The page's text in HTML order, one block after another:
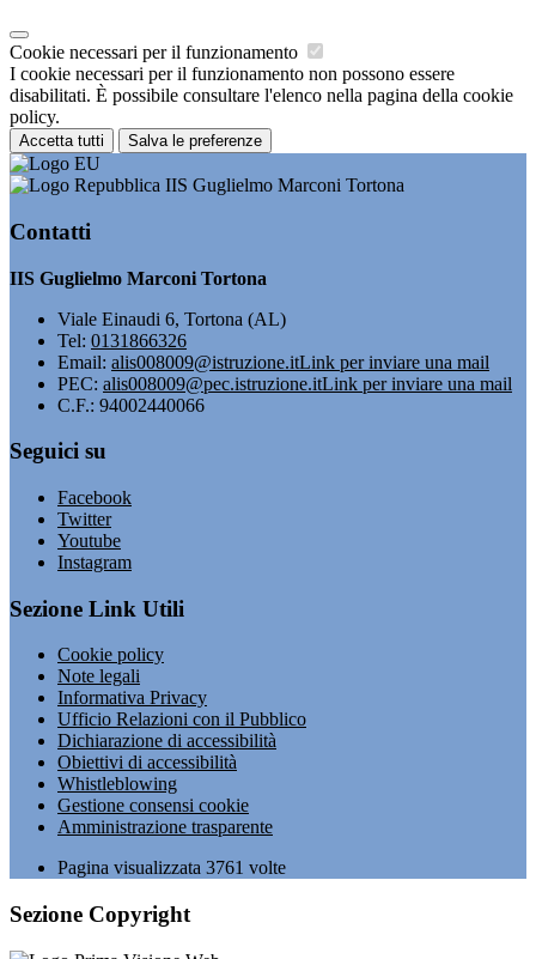
Cookie necessari per il funzionamento
I cookie necessari per il funzionamento non possono essere
disabilitati. È possibile consultare l'elenco nella pagina della cookie
policy.
Accetta tutti Salva le preferenze
IIS Guglielmo Marconi Tortona
Contatti
IIS Guglielmo Marconi Tortona
Viale Einaudi 6, Tortona (AL)
Tel: 0131866326
Email: alis008009@istruzione.itLink per inviare una mail
PEC: alis008009@pec.istruzione.itLink per inviare una mail
C.F.: 94002440066
Seguici su
Facebook
Twitter
Youtube
Instagram
Sezione Link Utili
Cookie policy
Note legali
Informativa Privacy
Ufficio Relazioni con il Pubblico
Dichiarazione di accessibilità
Obiettivi di accessibilità
Whistleblowing
Gestione consensi cookie
Amministrazione trasparente
Pagina visualizzata 3761 volte
Sezione Copyright